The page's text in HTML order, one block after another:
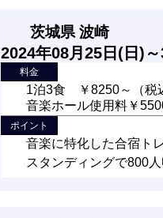
茨城県 波崎
2024年08月25日(日)
料金
1泊3食 ￥8250～（税
音楽ホール使用料￥
ポイント
音楽に特化した合宿ト
スタンディングで800